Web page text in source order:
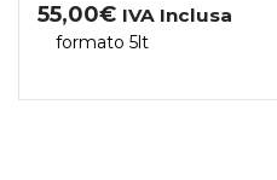
55,00€ IVA Inclusa
formato 5lt